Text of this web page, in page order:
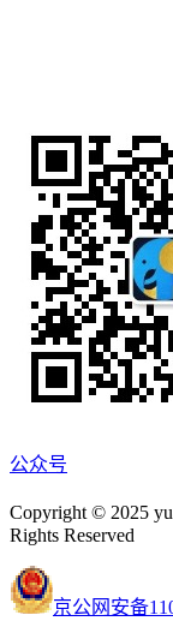
公众号
Copyright © 2025
Rights Reserved
京公网安备